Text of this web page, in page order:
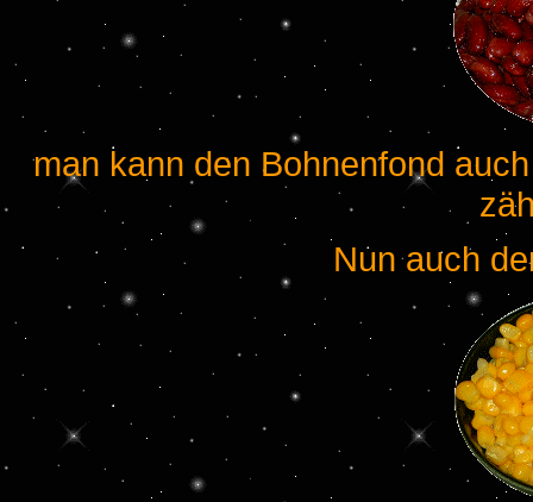
man kann den Bohnenfond
Nun auch